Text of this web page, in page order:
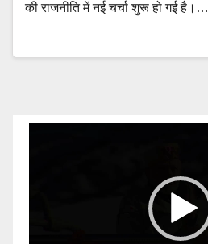
की राजनीति में नई चर्चा शुरू हो गई है।…